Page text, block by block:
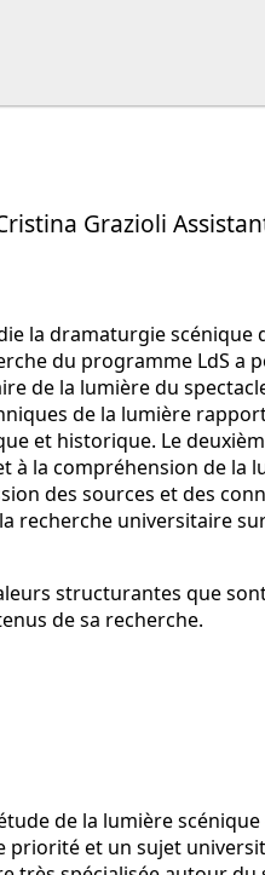
Grazioli
la dramaturgie scénique
du programme LdS a
de la lumière du
de la lumière
et historique. Le
à la compréhension de la
des sources et des
recherche universitaire
structurantes que
de sa recherche.
de la lumière
priorité et un sujet